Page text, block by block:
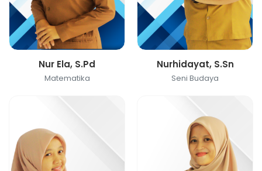
Nur Ela, S.Pd
Matematika
Nurhidayat, S.Sn
Seni Budaya